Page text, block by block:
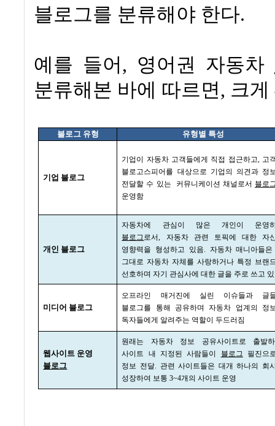
블로그를 분류해야 한다.
예를 들어 , 영어권 자동차
분류해본 바에 따르면, 크게
블로그 유형 유형별 특성
기업 블로그
기업이 자동차 고객들에게 직접 접근하고
고
블로고스피어를 대상으로 기업의 의견과 정
전달할 수 있는
커뮤니케이션 채널로서 블로
운영함
개인 블로그
자동차에 관심이 많은 개인이 운영
블로그 로서
자동차 관련 토픽에 대한 자
영향력을 형성하고 있음
자동차 매니아들
그대로 자동차 자체를 사랑하거나 특정 브랜
선호하며 자기 관심사에 대한 글을 주로 쓰고
미디어 블로그
오프라인 매거진에 실린 이슈들과 글
블로그를 통해 공유하며 자동차 업계의 정
독자들에게 알려주는 역할이 두드러짐
웹사이트 운영
블로그
원래는 자동차 정보 공유사이트로 출발
사이트 내 지정된 사람들이 블로그
필진으
정보 전달.
관련 사이트들은 대개 하나의 회
성장하여 보통 3~4개의 사이트 운영